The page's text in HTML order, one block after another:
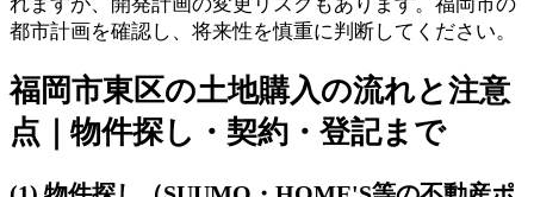
都市計画を確認し、将来性を慎重に判断してください。
福岡市東区の土地購入の流れと注意
点｜物件探し・契約・登記まで